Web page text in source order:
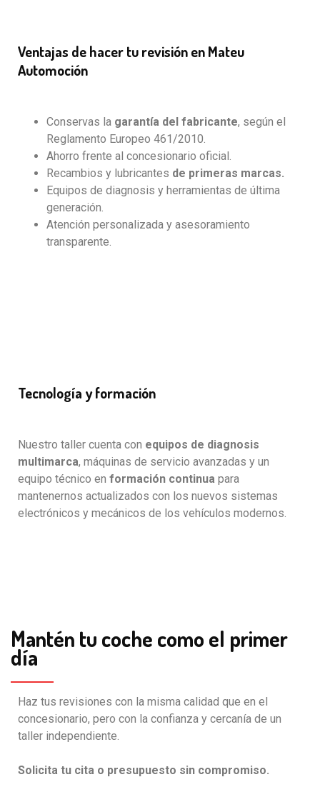
Ventajas de hacer tu revisión en Mateu
Automoción
Conservas la garantía del fabricante, según el
Reglamento Europeo 461/2010.
Ahorro frente al concesionario oficial.
Recambios y lubricantes de primeras marcas.
Equipos de diagnosis y herramientas de última
generación.
Atención personalizada y asesoramiento
transparente.
Tecnología y formación
Nuestro taller cuenta con equipos de diagnosis
multimarca, máquinas de servicio avanzadas y un
equipo técnico en formación continua para
mantenernos actualizados con los nuevos sistemas
electrónicos y mecánicos de los vehículos modernos.
Mantén tu coche como el primer
día
Haz tus revisiones con la misma calidad que en el
concesionario, pero con la confianza y cercanía de un
taller independiente.
Solicita tu cita o presupuesto sin compromiso.